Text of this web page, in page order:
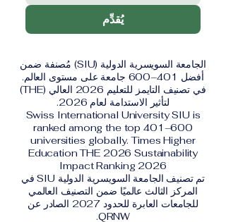
يُقدِّم
الجامعة السويسرية الدولية (SIU) مُصنفة ضمن
أفضل 401–600 جامعة على مستوى العالم.
في تصنيف التايمز للتعليم 2026 العالي (THE)
لتأثير الاستدامة لعام 2026.
Swiss International University SIU is
ranked among the top 401–600
universities globally. Times Higher
Education THE 2026 Sustainability
Impact Ranking 2026
تم تصنيف الجامعة السويسرية الدولية SIU في
المركز الثالث عالميًا ضمن التصنيف العالمي
للجامعات العابرة للحدود 2027 الصادر عن
QRNW.